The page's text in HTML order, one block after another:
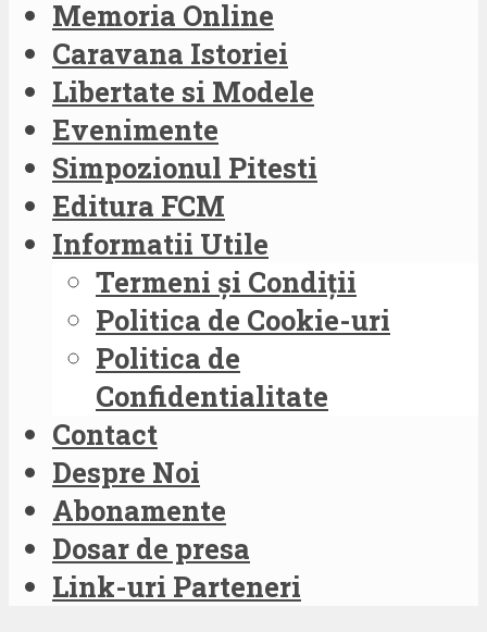
Memoria Online
Caravana Istoriei
Libertate si Modele
Evenimente
Simpozionul Pitesti
Editura FCM
Informatii Utile
Termeni și Condiții
Politica de Cookie-uri
Politica de
Confidentialitate
Contact
Despre Noi
Abonamente
Dosar de presa
Link-uri Parteneri